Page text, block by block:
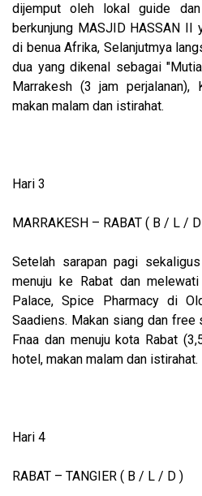
dijemput oleh lokal guide
berkunjung MASJID HASSAN II
di benua Afrika, Selanjutmya
dua yang dikenal sebagai
Marrakesh (3 jam perjalanan),
makan malam dan istirahat.
Hari 3
MARRAKESH – RABAT ( B / L /
Setelah sarapan pagi
menuju ke Rabat dan
Palace, Spice Pharmacy di
Saadiens. Makan siang dan
Fnaa dan menuju kota Rabat
hotel, makan malam dan istirahat.
Hari 4
RABAT – TANGIER ( B / L / D )